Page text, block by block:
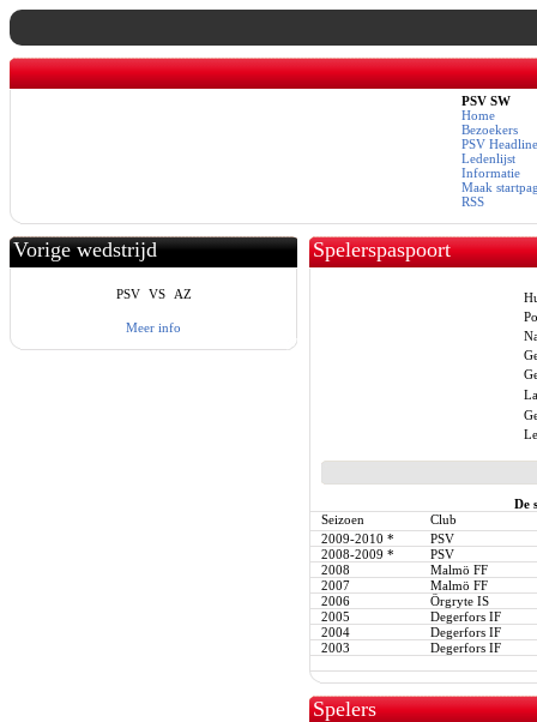
PSV SW
Home
Bezoekers
PSV
Ledenlijst
Informatie
Maak
RSS
Vorige wedstrijd
PSV VS AZ
Meer info
Spelerspaspoort
De
Seizoen
Club
2009-2010 *
PSV
2008-2009 *
PSV
2008
Malmö FF
2007
Malmö FF
2006
Örgryte IS
2005
Degerfors IF
2004
Degerfors IF
2003
Degerfors IF
Spelers